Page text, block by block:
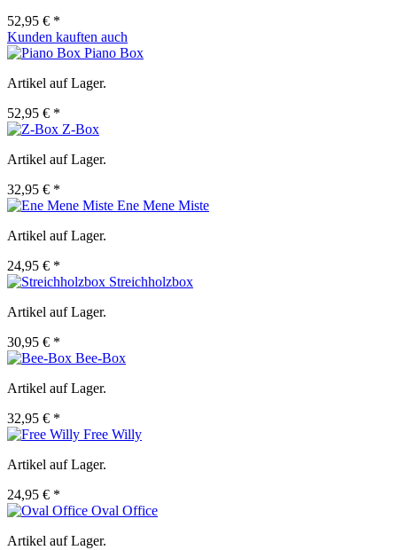
52,95 € *
Kunden kauften auch
Piano Box
Artikel auf Lager.
52,95 € *
Z-Box
Artikel auf Lager.
32,95 € *
Ene Mene Miste
Artikel auf Lager.
24,95 € *
Streichholzbox
Artikel auf Lager.
30,95 € *
Bee-Box
Artikel auf Lager.
32,95 € *
Free Willy
Artikel auf Lager.
24,95 € *
Oval Office
Artikel auf Lager.